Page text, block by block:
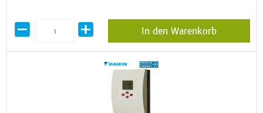
In den Warenkorb